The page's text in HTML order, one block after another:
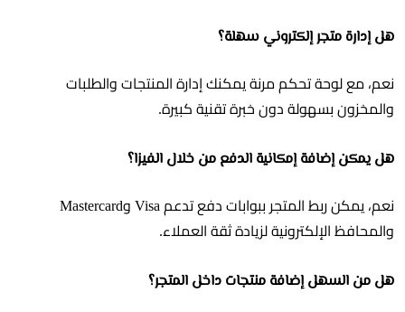
هل إدارة متجر إلكتروني سهلة؟
نعم، مع لوحة تحكم مرنة يمكنك إدارة المنتجات والطلبات
والمخزون بسهولة دون خبرة تقنية كبيرة.
هل يمكن إضافة إمكانية الدفع من خلال الفيزا؟
نعم، يمكن ربط المتجر ببوابات دفع تدعم Visa وMastercard
والمحافظ الإلكترونية لزيادة ثقة العملاء.
هل من السهل إضافة منتجات داخل المتجر؟